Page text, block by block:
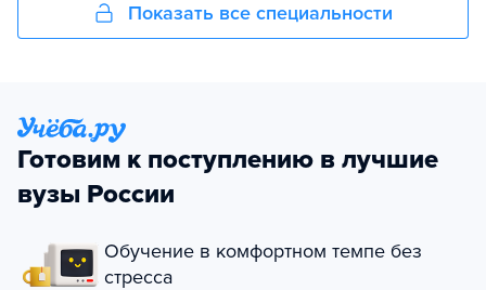
Показать все специальности
Готовим к поступлению в лучшие
вузы России
Обучение в комфортном темпе без
стресса